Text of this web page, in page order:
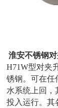
淮安不锈钢
H71W型对夹
锈钢。可在任
水系统上回，
投入运行。其